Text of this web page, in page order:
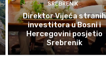
SREBRENIK
Direktor Vijeća stranih
investitora u Bosni i
Hercegovini posjetio
Srebrenik